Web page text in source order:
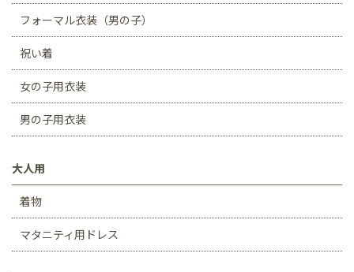
フォーマル衣装（男の子）
祝い着
女の子用衣装
男の子用衣装
大人用
着物
マタニティ用ドレス